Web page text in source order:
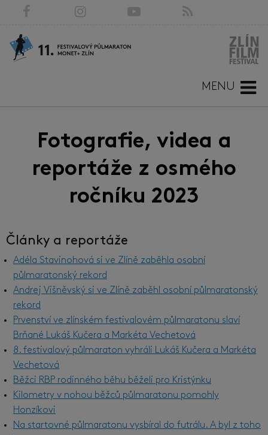
MENU
Fotografie, videa a
reportáže z osmého
ročníku 2023
Články a reportáže
Adéla Stavinohová si ve Zlíně zaběhla osobní
půlmaratonský rekord
Andrej Višněvský si ve Zlíně zaběhl osobní půlmaratonský
rekord
Prvenství ve zlínském festivalovém půlmaratonu slaví
Brňané Lukáš Kučera a Markéta Vechetová
8. festivalový půlmaraton vyhráli Lukáš Kučera a Markéta
Vechetová
Běžci RBP rodinného běhu běželi pro Kristýnku
Kilometry v nohou běžců půlmaratonu pomohly
Honzíkovi
Na startovné půlmaratonu vysbíral do futrálu. A byl z toho